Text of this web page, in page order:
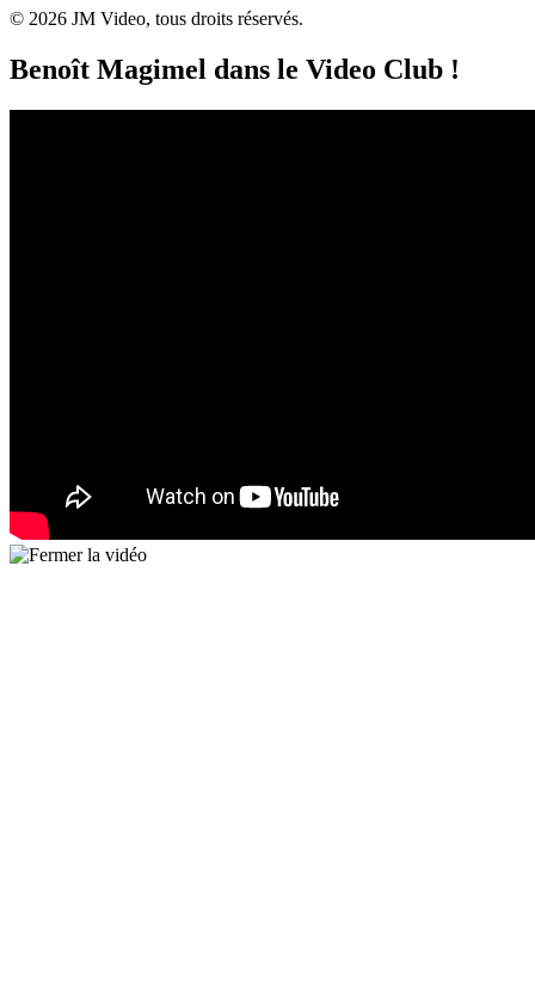
© 2026 JM Video, tous droits réservés.
Benoît Magimel dans le Video Club !